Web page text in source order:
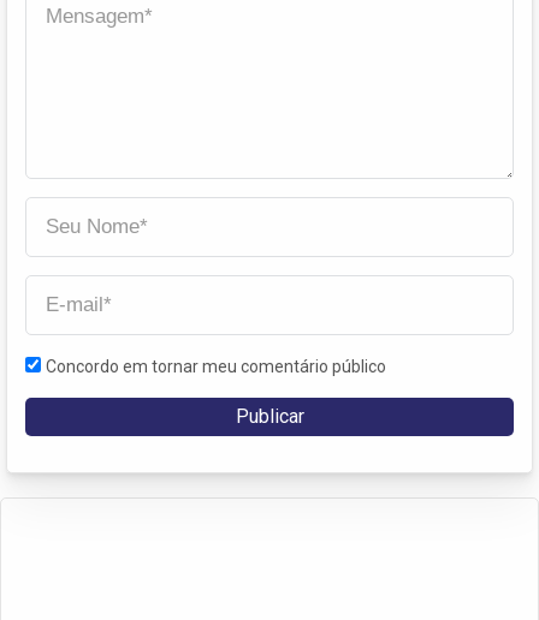
Concordo em tornar meu comentário público